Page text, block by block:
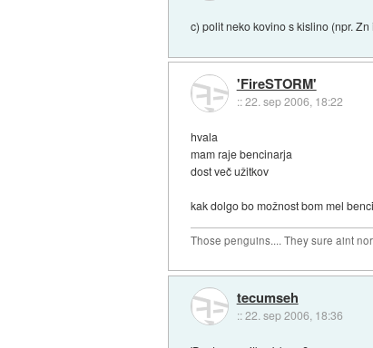
c) polit neko kovino s kislino (npr.
'FireSTORM'
::22. sep 2006, 18:22
hvala
mam raje bencinarja
dost več užitkov
kak dolgo bo možnost bom mel
Those penguins.... They sure aint
tecumseh
::22. sep 2006, 18:36